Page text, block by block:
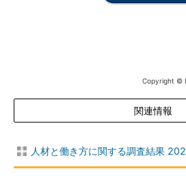
Copyright ©
関連情報
人材と働き方に関する調査結果